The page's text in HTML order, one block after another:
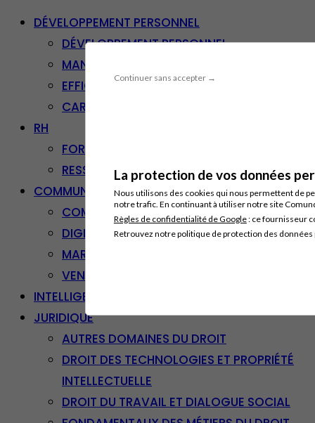
Continuer sans accepter →
La protection de vos données
Nous utilisons des cookies qui nous permettent de
notre trafic. En continuant à utiliser notre site
Règles de confidentialité de Google: ce fournisseur
Retrouvez notre politique de protection des
DÉVELOPPEMENT PERSONNEL
DÉVELOPPEMENT PERSONNEL
MANAGEMENT
EFFICACITÉ PROFESSIONNELLE
CARRIÈRE & RECONVERSION
RH
FORMATION PROFESSIONNELLE
RESSOURCES HUMAINES
COMMUNICATION/DIGITAL
COMMUNICATION
DIGITAL
MARKETING
VENTE – RELATION CLIENT
INTELLIGENCE ARTIFICIELLE
JURIDIQUE
AUTRES DOMAINES DU DROIT
DROIT DES TECHNOLOGIES ET PROPRIÉTÉ
INTELLECTUELLE
DROIT DU TRAVAIL ET DIALOGUE SOCIAL